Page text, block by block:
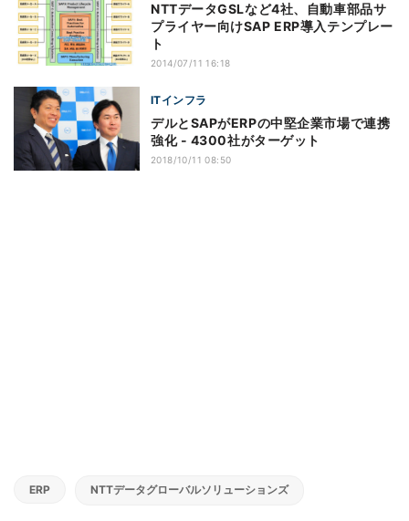
NTTデータGSLなど4社、自動車部品サ
プライヤー向けSAP ERP導入テンプレー
ト
2014/07/11 16:18
ITインフラ
デルとSAPがERPの中堅企業市場で連携
強化 - 4300社がターゲット
2018/10/11 08:50
ERP NTTデータグローバルソリューションズ